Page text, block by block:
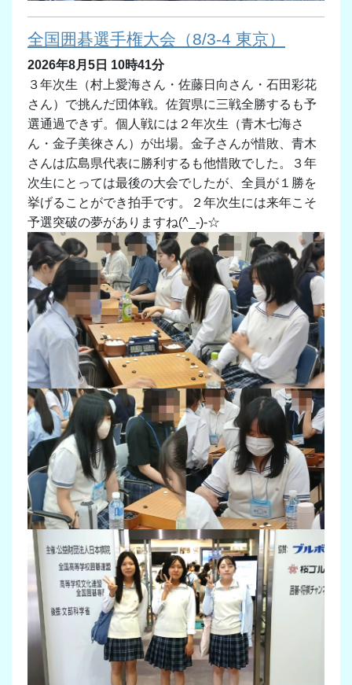
全国囲碁選手権大会（8/3-4 東京）
2026年8月5日 10時41分
３年次生（村上愛海さん・佐藤日向さん・石田彩花
さん）で挑んだ団体戦。佐賀県に三戦全勝するも予
選通過できず。個人戦には２年次生（青木七海さ
ん・金子美徠さん）が出場。金子さんが惜敗、青木
さんは広島県代表に勝利するも他惜敗でした。３年
次生にとっては最後の大会でしたが、全員が１勝を
挙げることができ拍手です。２年次生には来年こそ
予選突破の夢がありますね(^_-)-☆